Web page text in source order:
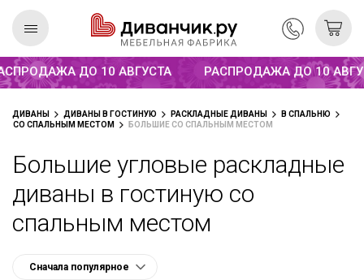
Распродажа до 10 августа
ДО 10 АВГУСТА
РАСПРОДАЖА ДО 10
ДИВАНЫ ДИВАНЫ В ГОСТИНУЮ РАСКЛАДНЫЕ ДИВАНЫ
В СПАЛЬНЮ
СО СПАЛЬНЫМ МЕСТОМ
БОЛЬШИЕ СО СПАЛЬНЫМ МЕСТОМ
Большие угловые раскладные
диваны в гостиную со
спальным местом
коллекция